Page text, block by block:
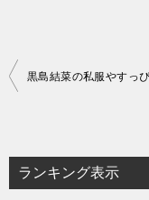
投
ビ
ゲ
ランキング表示